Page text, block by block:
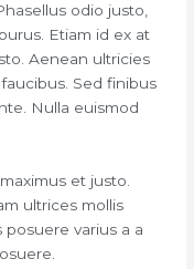
odio justo,
Etiam id ex at
Aenean ultricies
Sed finibus
Nulla euismod
et justo.
ultrices mollis
varius a a